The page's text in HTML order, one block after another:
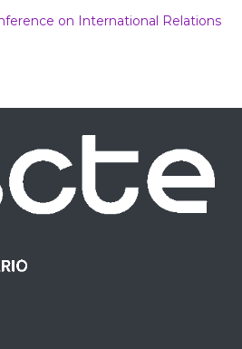
on International Relations